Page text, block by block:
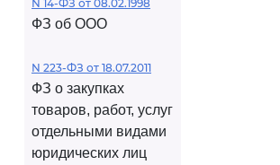
N 14-ФЗ от 08.02.1998
ФЗ об ООО
N 223-ФЗ от 18.07.2011
ФЗ о закупках
товаров, работ, услуг
отдельными видами
юридических лиц